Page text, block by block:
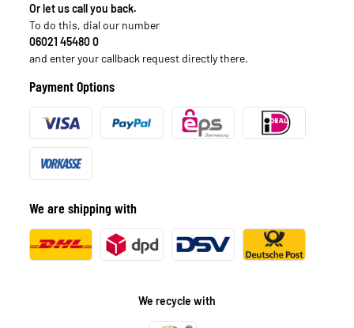
Or let us call you back.
To do this, dial our number
06021 45480 0
and enter your callback request directly there.
Payment Options
We are shipping with
We recycle with